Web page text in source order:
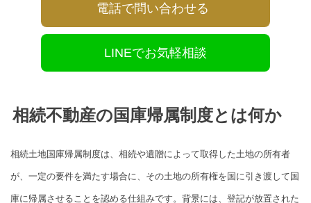
電話で問い合わせる
LINEでお気軽相談
相続不動産の国庫帰属制度とは何か
相続土地国庫帰属制度は、相続や遺贈によって取得した土地の所有者
が、一定の要件を満たす場合に、その土地の所有権を国に引き渡して国
庫に帰属させることを認める仕組みです。背景には、登記が放置された